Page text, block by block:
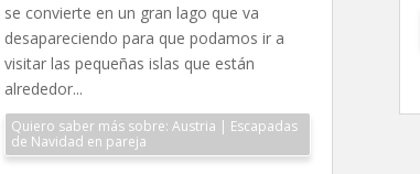
se convierte en un gran lago que va
desapareciendo para que podamos ir a
visitar las pequeñas islas que están
alrededor...
Quiero saber más sobre: Austria | Escapadas
de Navidad en pareja